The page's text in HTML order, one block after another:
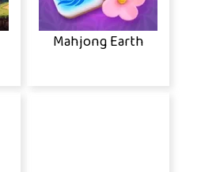
Mahjong Earth